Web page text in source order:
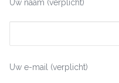
Uw naam (verplicht)
Uw e-mail (verplicht)